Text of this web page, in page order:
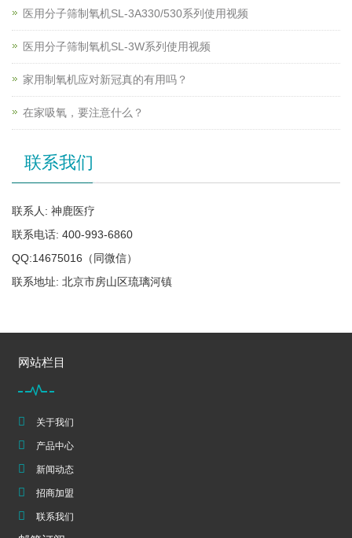
医用分子筛制氧机SL-3A330/530系列使用视频
医用分子筛制氧机SL-3W系列使用视频
家用制氧机应对新冠真的有用吗？
在家吸氧，要注意什么？
联系我们
联系人: 神鹿医疗
联系电话: 400-993-6860
QQ:14675016（同微信）
联系地址: 北京市房山区琉璃河镇
网站栏目
关于我们
产品中心
新闻动态
招商加盟
联系我们